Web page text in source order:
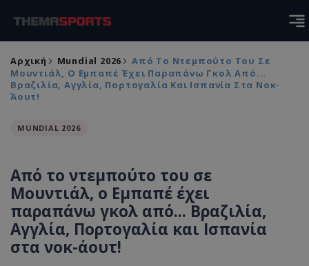
Αρχική Mundial 2026
Από Το Ντεμπούτο Του Σε
Μουντιάλ, Ο Εμπαπέ Έχει Παραπάνω Γκολ Από...
Βραζιλία, Αγγλία, Πορτογαλία Και Ισπανία Στα Νοκ-
Άουτ!
MUNDIAL 2026
Από το ντεμπούτο του σε
Μουντιάλ, ο Εμπαπέ έχει
παραπάνω γκολ από... Βραζιλία,
Αγγλία, Πορτογαλία και Ισπανία
στα νοκ-άουτ!